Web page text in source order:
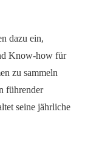
dazu ein,
Know-how für
zu sammeln
führender
seine jährliche